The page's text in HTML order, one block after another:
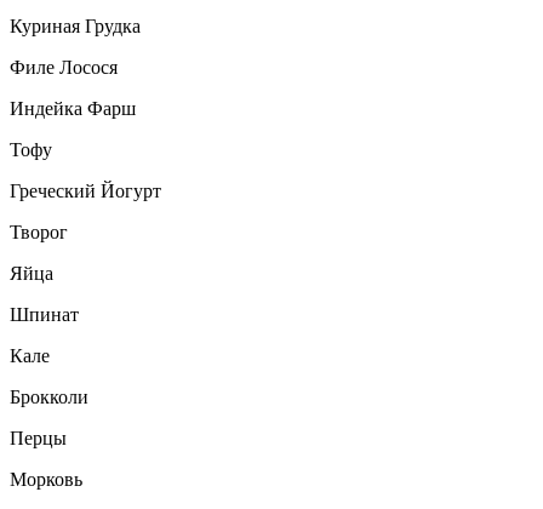
Куриная Грудка
Филе Лосося
Индейка Фарш
Тофу
Греческий Йогурт
Творог
Яйца
Шпинат
Кале
Брокколи
Перцы
Морковь